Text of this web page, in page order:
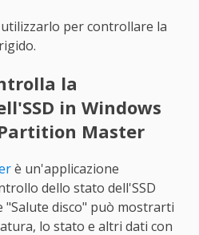
per controllare la
la
in Windows
Partition Master
è un'applicazione
dello stato dell'SSD
"Salute disco" può mostrarti
lo stato e altri dati con